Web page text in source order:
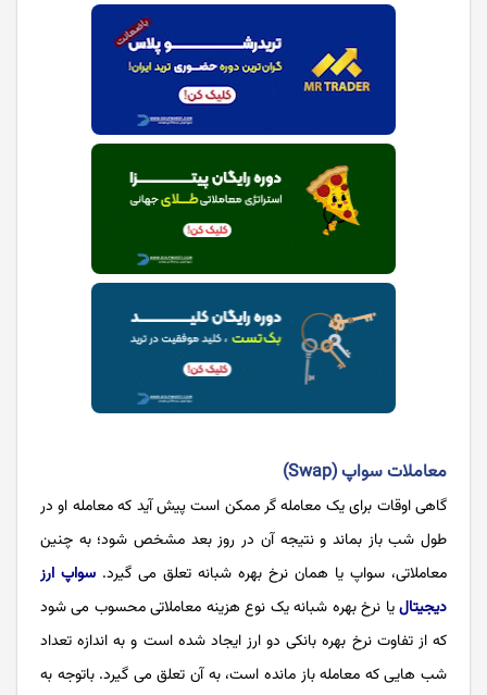
معاملات سواپ (Swap)
گاهی اوقات برای یک معامله گر ممکن است پیش آید که معامله او در
طول شب باز بماند و نتیجه آن در روز بعد مشخص شود؛ به چنین
معاملاتی، سواپ یا همان نرخ بهره شبانه تعلق می گیرد. سواپ ارز
دیجیتالیا نرخ بهره شبانه یک نوع هزینه معاملاتی محسوب می شود
که از ‌تفاوت نرخ بهره بانکی دو ارز ایجاد شده است و به اندازه تعداد
شب هایی که معامله باز مانده است، به آن تعلق می گیرد. باتوجه به